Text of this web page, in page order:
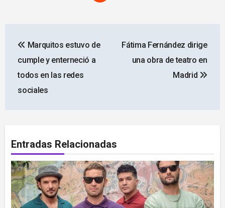
de
entradas
Marquitos estuvo de
cumple y enterneció a
todos en las redes
sociales
Fátima Fernández dirige
una obra de teatro en
Madrid
Entradas Relacionadas